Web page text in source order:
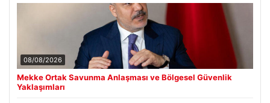
08/08/2026
Mekke Ortak Savunma Anlaşması ve Bölgesel Güvenlik
Yaklaşımları